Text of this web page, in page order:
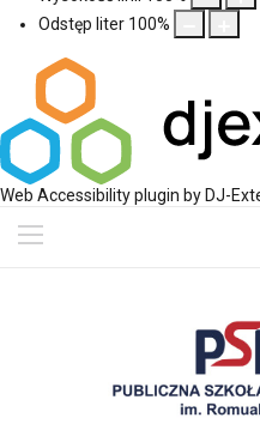
Odstęp liter 100%
Web Accessibility plugin by DJ-